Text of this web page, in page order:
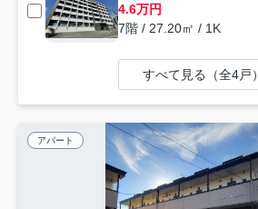
4.6万円
7階 / 27.20㎡ / 1K
すべて見る（全4戸）
アパート